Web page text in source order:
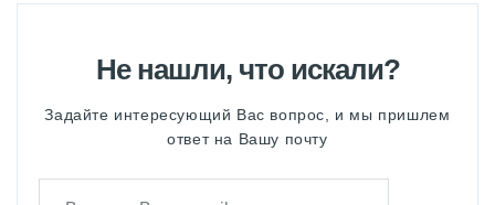
Не нашли, что искали?
Задайте интересующий Вас вопрос, и мы пришлем
ответ на Вашу почту